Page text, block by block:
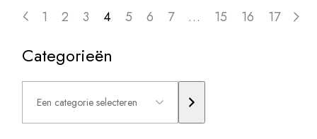
1 2 3 4 5 6 7 … 15 16 17
Categorieën
Een
categorie
selecteren